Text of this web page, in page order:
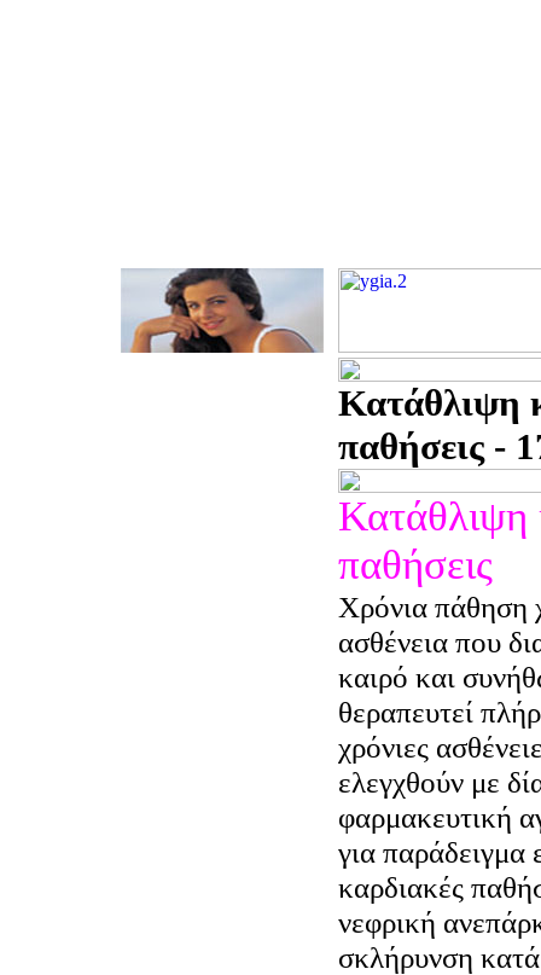
Κατάθλιψη
παθήσεις -
Κατάθλιψη
παθήσεις
Χρόνια πάθηση
ασθένεια που
καιρό και
θεραπευτεί
χρόνιες
ελεγχθούν με
φαρμακευτική
για παράδειγμα
καρδιακές
νεφρική
σκλήρυνση